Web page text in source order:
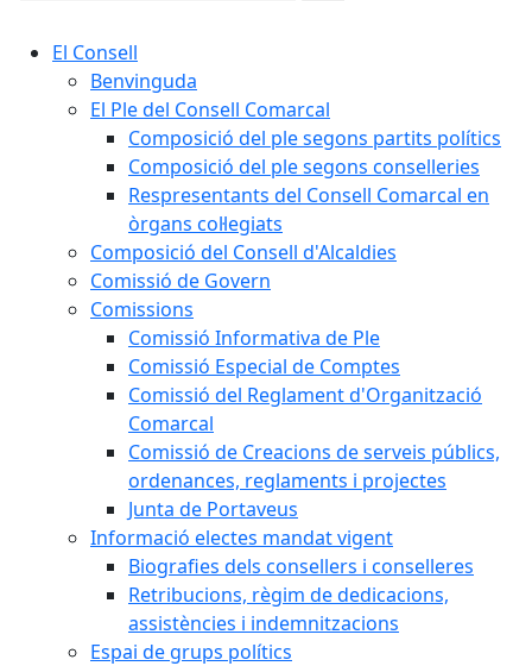
El Consell
Benvinguda
El Ple del Consell Comarcal
Composició del ple segons partits polítics
Composició del ple segons conselleries
Respresentants del Consell Comarcal en
òrgans col·legiats
Composició del Consell d'Alcaldies
Comissió de Govern
Comissions
Comissió Informativa de Ple
Comissió Especial de Comptes
Comissió del Reglament d'Organització
Comarcal
Comissió de Creacions de serveis públics,
ordenances, reglaments i projectes
Junta de Portaveus
Informació electes mandat vigent
Biografies dels consellers i conselleres
Retribucions, règim de dedicacions,
assistències i indemnitzacions
Espai de grups polítics